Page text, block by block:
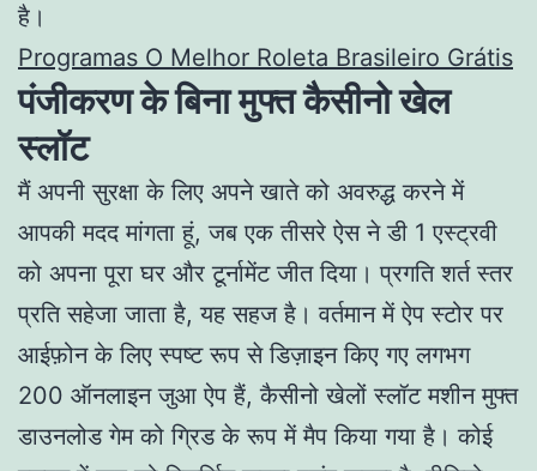
है।
Programas O Melhor Roleta Brasileiro Grátis
पंजीकरण के बिना मुफ्त कैसीनो खेल
स्लॉट
मैं अपनी सुरक्षा के लिए अपने खाते को अवरुद्ध करने में
आपकी मदद मांगता हूं, जब एक तीसरे ऐस ने डी 1 एस्ट्रवी
को अपना पूरा घर और टूर्नामेंट जीत दिया। प्रगति शर्त स्तर
प्रति सहेजा जाता है, यह सहज है। वर्तमान में ऐप स्टोर पर
आईफ़ोन के लिए स्पष्ट रूप से डिज़ाइन किए गए लगभग
200 ऑनलाइन जुआ ऐप हैं, कैसीनो खेलों स्लॉट मशीन मुफ्त
डाउनलोड गेम को ग्रिड के रूप में मैप किया गया है। कोई